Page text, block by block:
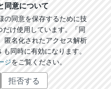
イバシーポリシー Cookie設定
サイト： best-weather.com
right.org
同意について
の同意を保存するために技
だけ使用しています。「同
匿名化されたアクセス解析
同時に有効になります。
ジをご覧ください。
拒否する